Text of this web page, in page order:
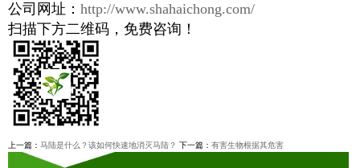
公司网址： http://www.shahaichong.com/
扫描下方二维码，免费咨询！
上一篇： 马陆是什么？该如何快速地消灭马陆？ 下一篇： 有害生物根据其危害